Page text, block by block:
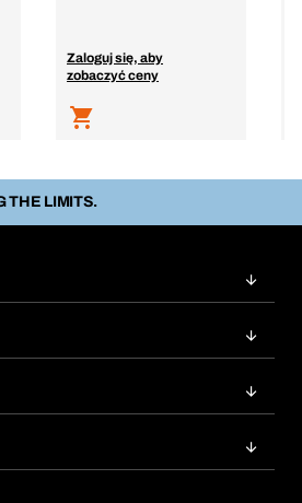
Zaloguj się, aby
zobaczyć ceny
THE LIMITS.